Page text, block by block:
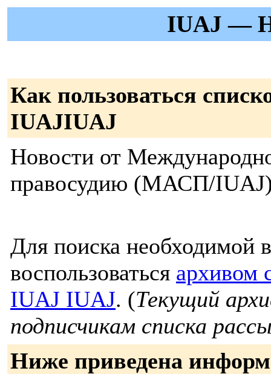
IUAJ —
Как пользоваться
IUAJIUAJ
Новости от
правосудию (МАСП/
Для поиска
воспользоваться архивом
IUAJ IUAJ. (Текущий
подписчикам списка
Ниже приведена